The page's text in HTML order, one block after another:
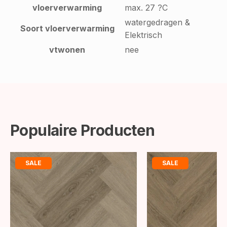
vloerverwarming max. 27 ?C
Soort vloerverwarming
watergedragen &
Elektrisch
vtwonen
nee
Populaire Producten
SALE SALE